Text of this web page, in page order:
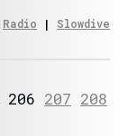
Radio | Slowdive
206 207 208